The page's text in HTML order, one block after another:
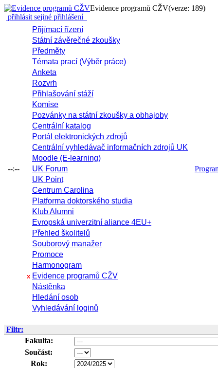
Evidence programů CŽV(verze: 189)
přihlásit sejiné přihlášení
--:--
Přijímací řízení
Státní závěrečné zkoušky
Předměty
Témata prací (Výběr práce)
Anketa
Rozvrh
Přihlašování stáží
Komise
Pozvánky na státní zkoušky a obhajoby
Centrální katalog
Portál elektronických zdrojů
Centrální vyhledávač informačních zdrojů UK
Moodle (E-learning)
UK Forum
UK Point
Centrum Carolina
Platforma doktorského studia
Klub Alumni
Evropská univerzitní aliance 4EU+
Přehled školitelů
Souborový manažer
Promoce
Harmonogram
x Evidence programů CŽV
Nástěnka
Hledání osob
Vyhledávání loginů
Filtr:
Fakulta:
Součást:
Rok: